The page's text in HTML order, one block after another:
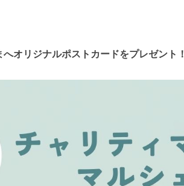
オリジナルポストカードをプレゼント！